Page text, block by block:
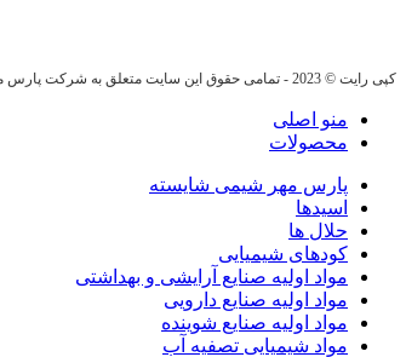
کپی رایت © 2023 - تمامی حقوق این سایت متعلق به شرکت پارس مهر شیمی شایسته می باشد.
منو اصلی
محصولات
پارس مهر شیمی شایسته
اسیدها
حلال ها
کودهای شیمیایی
مواد اولیه صنایع آرایشی و بهداشتی
مواد اولیه صنایع دارویی
مواد اولیه صنایع شوینده
مواد شیمیایی تصفیه آب